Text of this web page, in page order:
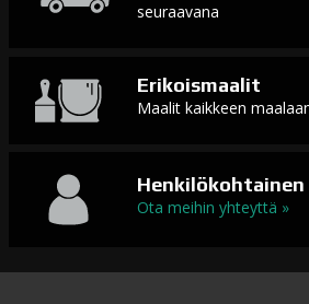
seuraavana
Erikoismaalit
Maalit kaikkeen
Henkilökohtainen
Ota meihin yhteyttä »